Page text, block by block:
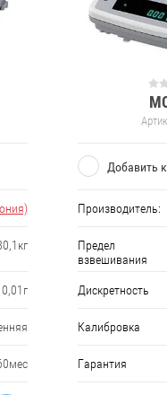
0,01г
Добавить
Производитель:
Предел
взвешивания
Дискретность
Калибровка
Гарантия